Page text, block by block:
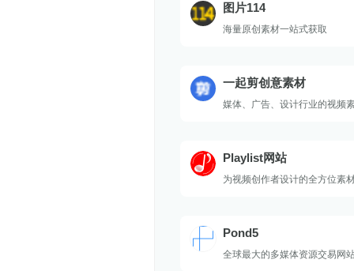
图片114
海量原创素材一站式获取
一起剪创意素材
媒体、广告、设计行业的视频
Playlist网站
为视频创作者设计的全方位素
Pond5
全球最大的多媒体资源交易网